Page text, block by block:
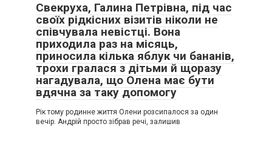
Свекруха, Галина Петрівна, під час
своїх рідкісних візитів ніколи не
співчувала невістці. Вона
приходила раз на місяць,
приносила кілька яблук чи бананів,
трохи гралася з дітьми й щоразу
нагадувала, що Олена має бути
вдячна за таку допомогу
Рік тому родинне життя Олени розсипалося за один
вечір. Андрій просто зібрав речі, залишив